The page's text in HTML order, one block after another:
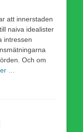
att innerstaden
naiva idealister
intressen
Och om
…